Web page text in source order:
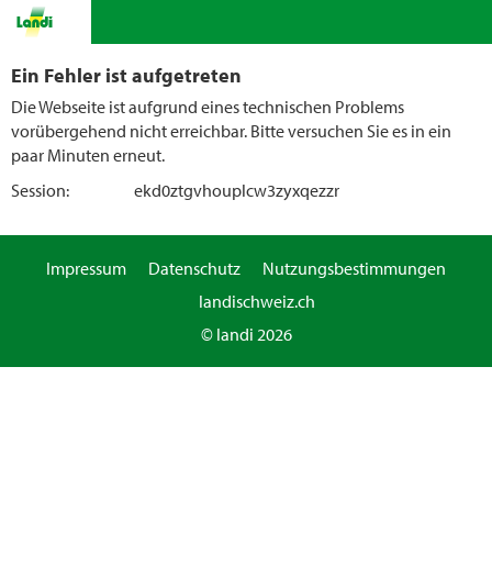
Ein Fehler ist aufgetreten
Die Webseite ist aufgrund eines technischen Problems
vorübergehend nicht erreichbar. Bitte versuchen Sie es in ein
paar Minuten erneut.
Session:
ekd0ztgvhouplcw3zyxqezzr
Impressum Datenschutz
Nutzungsbestimmungen
landischweiz.ch
© landi 2026